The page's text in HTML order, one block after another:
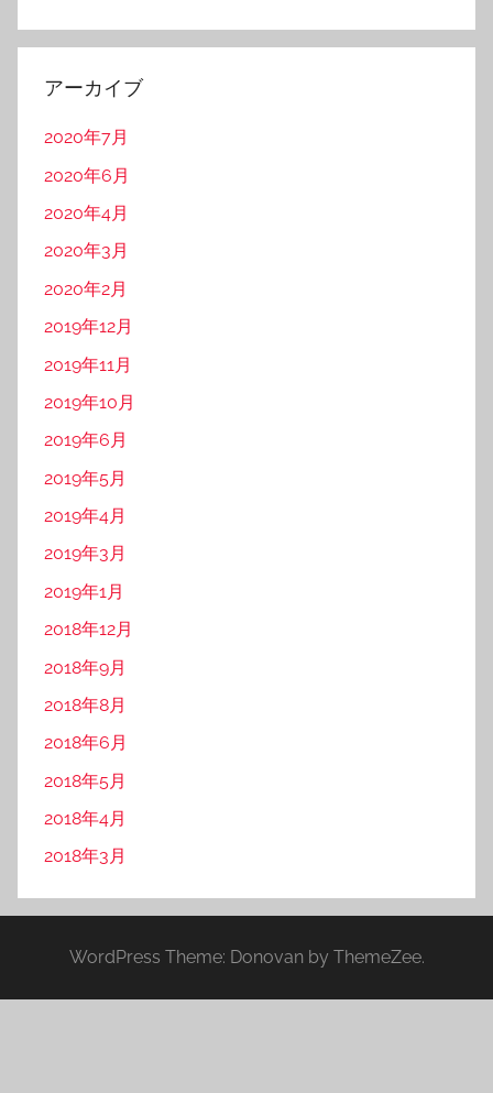
ス
アーカイブ
2020年7月
2020年6月
2020年4月
2020年3月
2020年2月
2019年12月
2019年11月
2019年10月
2019年6月
2019年5月
2019年4月
2019年3月
2019年1月
2018年12月
2018年9月
2018年8月
2018年6月
2018年5月
2018年4月
2018年3月
WordPress Theme: Donovan by ThemeZee.